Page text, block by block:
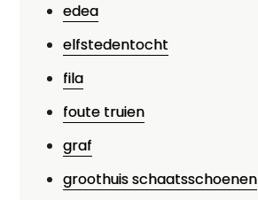
edea
elfstedentocht
fila
foute truien
graf
groothuis schaatsschoenen